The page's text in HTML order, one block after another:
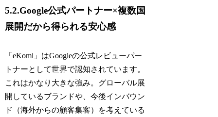
5.2.Google公式パートナー×複数国
展開だから得られる安心感
「eKomi」はGoogleの公式レビューパー
トナーとして世界で認知されています。
これはかなり大きな強み。グローバル展
開しているブランドや、今後インバウン
ド（海外からの顧客集客）を考えている